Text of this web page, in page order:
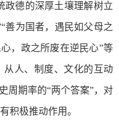
政德的深厚土壤理解树立
善为国者，遇民如父母之
，政之所废在逆民心”等
人、制度、文化的互动
周期率的“两个答案”，对
积极推动作用。